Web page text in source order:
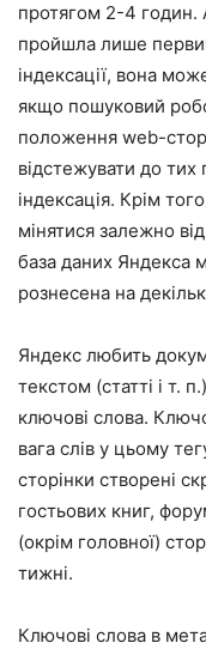
протягом 2-4 годин.
пройшла лише
індексації, вона
якщо пошуковий
положення web-
відстежувати до
індексація. Крім
мінятися залежно
база даних Яндекса
рознесена на
Яндекс любить
текстом (статті і т.
ключові слова.
вага слів у цьому
сторінки створені
гостьових книг,
(окрім головної)
тижні.
Ключові слова в